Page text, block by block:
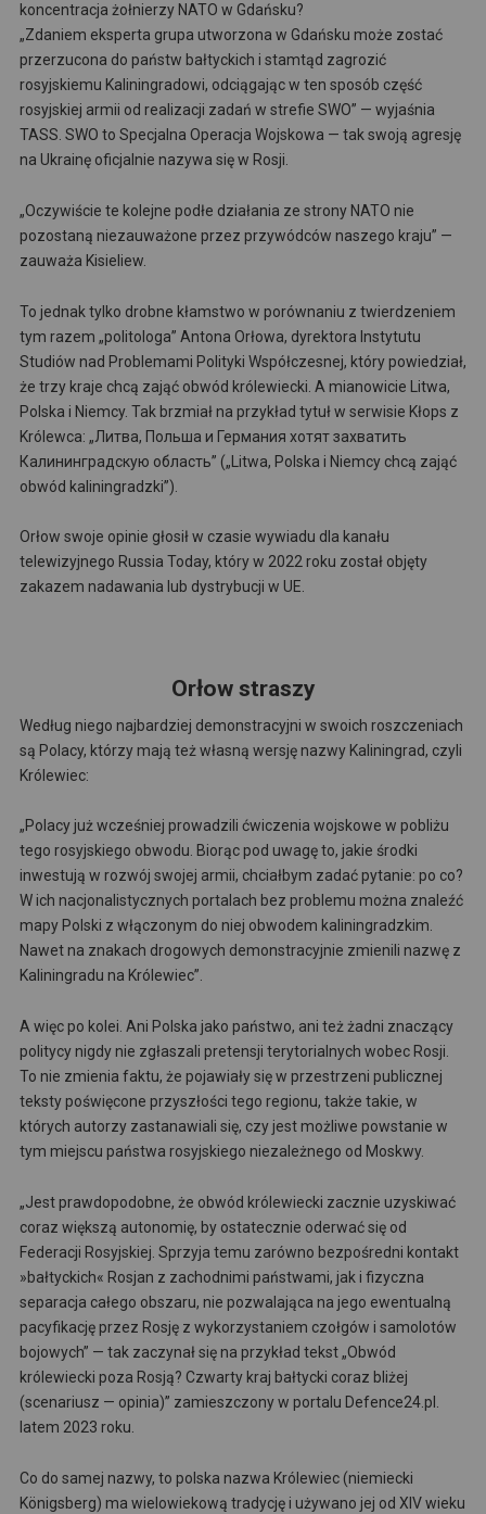
koncentracja żołnierzy NATO w Gdańsku?
„Zdaniem eksperta grupa utworzona w Gdańsku może zostać
przerzucona do państw bałtyckich i stamtąd zagrozić
rosyjskiemu Kaliningradowi, odciągając w ten sposób część
rosyjskiej armii od realizacji zadań w strefie SWO” — wyjaśnia
TASS. SWO to Specjalna Operacja Wojskowa — tak swoją agresję
na Ukrainę oficjalnie nazywa się w Rosji.
„Oczywiście te kolejne podłe działania ze strony NATO nie
pozostaną niezauważone przez przywódców naszego kraju” —
zauważa Kisieliew.
To jednak tylko drobne kłamstwo w porównaniu z twierdzeniem
tym razem „politologa” Antona Orłowa, dyrektora Instytutu
Studiów nad Problemami Polityki Współczesnej, który powiedział,
że trzy kraje chcą zająć obwód królewiecki. A mianowicie Litwa,
Polska i Niemcy. Tak brzmiał na przykład tytuł w serwisie Kłops z
Królewca: „Литва, Польша и Германия хотят захватить
Калининградскую область” („Litwa, Polska i Niemcy chcą zająć
obwód kaliningradzki”).
Orłow swoje opinie głosił w czasie wywiadu dla kanału
telewizyjnego Russia Today, który w 2022 roku został objęty
zakazem nadawania lub dystrybucji w UE.
Orłow straszy
Według niego najbardziej demonstracyjni w swoich roszczeniach
są Polacy, którzy mają też własną wersję nazwy Kaliningrad, czyli
Królewiec:
„Polacy już wcześniej prowadzili ćwiczenia wojskowe w pobliżu
tego rosyjskiego obwodu. Biorąc pod uwagę to, jakie środki
inwestują w rozwój swojej armii, chciałbym zadać pytanie: po co?
W ich nacjonalistycznych portalach bez problemu można znaleźć
mapy Polski z włączonym do niej obwodem kaliningradzkim.
Nawet na znakach drogowych demonstracyjnie zmienili nazwę z
Kaliningradu na Królewiec”.
A więc po kolei. Ani Polska jako państwo, ani też żadni znaczący
politycy nigdy nie zgłaszali pretensji terytorialnych wobec Rosji.
To nie zmienia faktu, że pojawiały się w przestrzeni publicznej
teksty poświęcone przyszłości tego regionu, także takie, w
których autorzy zastanawiali się, czy jest możliwe powstanie w
tym miejscu państwa rosyjskiego niezależnego od Moskwy.
„Jest prawdopodobne, że obwód królewiecki zacznie uzyskiwać
coraz większą autonomię, by ostatecznie oderwać się od
Federacji Rosyjskiej. Sprzyja temu zarówno bezpośredni kontakt
»bałtyckich« Rosjan z zachodnimi państwami, jak i fizyczna
separacja całego obszaru, nie pozwalająca na jego ewentualną
pacyfikację przez Rosję z wykorzystaniem czołgów i samolotów
bojowych” — tak zaczynał się na przykład tekst „Obwód
królewiecki poza Rosją? Czwarty kraj bałtycki coraz bliżej
(scenariusz — opinia)” zamieszczony w portalu Defence24.pl.
latem 2023 roku.
Co do samej nazwy, to polska nazwa Królewiec (niemiecki
Königsberg) ma wielowiekową tradycję i używano jej od XIV wieku